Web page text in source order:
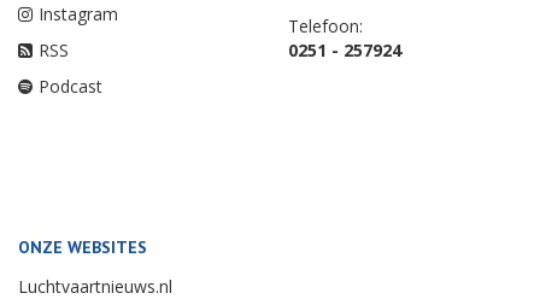
Instagram
RSS
Podcast
Telefoon:
0251 - 257924
ONZE WEBSITES
Luchtvaartnieuws.nl